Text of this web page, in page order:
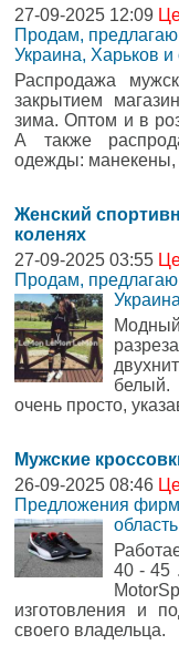
27-09-2025 12:09
Продам,
Украина, Харьков и
Распродажа
закрытием
зима. Оптом и в
А также
одежды: манекены,
Женский
коленях
27-09-2025 03:55
Продам,
очень просто,
Мужские
26-09-2025 08:46
Предложения
область
40 - 45
изготовления и
своего владельца.